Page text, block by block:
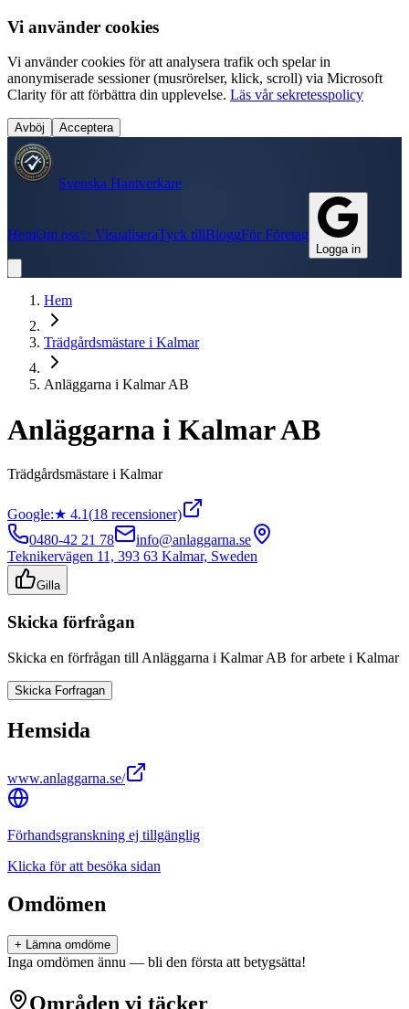
Vi använder cookies
Vi använder cookies för att analysera trafik och spelar in
anonymiserade sessioner (musrörelser, klick, scroll) via Microsoft
Clarity för att förbättra din upplevelse. Läs vår sekretesspolicy
Avböj Acceptera
Svenska Hantverkare
HemOm oss✨ VisualiseraTyck tillBloggFör Företag
Logga in
Hem
Trädgårdsmästare i Kalmar
Anläggarna i Kalmar AB
Anläggarna i Kalmar AB
Trädgårdsmästare i Kalmar
Google:★ 4.1(18 recensioner)
0480-42 21 78
info@anlaggarna.se
Teknikervägen 11, 393 63 Kalmar, Sweden
Gilla
Skicka förfrågan
Skicka en förfrågan till Anläggarna i Kalmar AB for arbete i Kalmar
Skicka Forfragan
Hemsida
www.anlaggarna.se/
Förhandsgranskning ej tillgänglig
Klicka för att besöka sidan
Omdömen
+ Lämna omdöme
Inga omdömen ännu — bli den första att betygsätta!
Områden vi täcker